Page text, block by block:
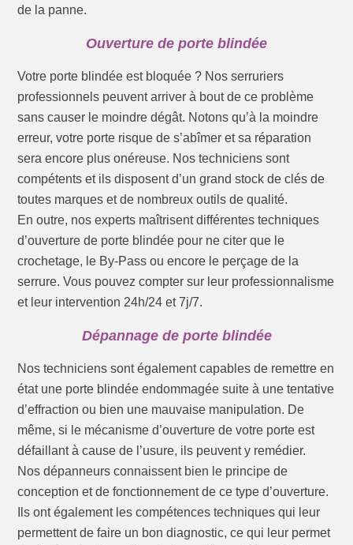
de la panne.
Ouverture de porte blindée
Votre porte blindée est bloquée ? Nos serruriers
professionnels peuvent arriver à bout de ce problème
sans causer le moindre dégât. Notons qu’à la moindre
erreur, votre porte risque de s’abîmer et sa réparation
sera encore plus onéreuse. Nos techniciens sont
compétents et ils disposent d’un grand stock de clés de
toutes marques et de nombreux outils de qualité.
En outre, nos experts maîtrisent différentes techniques
d’ouverture de porte blindée pour ne citer que le
crochetage, le By-Pass ou encore le perçage de la
serrure. Vous pouvez compter sur leur professionnalisme
et leur intervention 24h/24 et 7j/7.
Dépannage de porte blindée
Nos techniciens sont également capables de remettre en
état une porte blindée endommagée suite à une tentative
d’effraction ou bien une mauvaise manipulation. De
même, si le mécanisme d’ouverture de votre porte est
défaillant à cause de l’usure, ils peuvent y remédier.
Nos dépanneurs connaissent bien le principe de
conception et de fonctionnement de ce type d’ouverture.
Ils ont également les compétences techniques qui leur
permettent de faire un bon diagnostic, ce qui leur permet